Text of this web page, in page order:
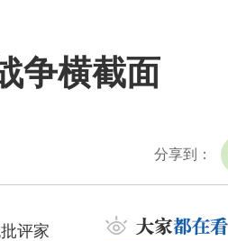
争横截面
分享到：
评家